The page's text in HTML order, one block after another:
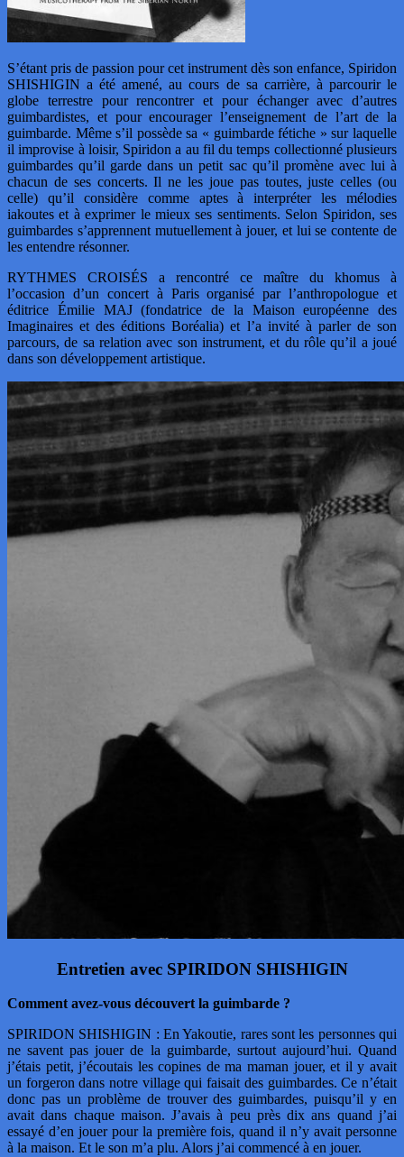
S’étant pris de passion pour cet instrument dès son enfance, Spiridon
SHISHIGIN a été amené, au cours de sa carrière, à parcourir le
globe terrestre pour rencontrer et pour échanger avec d’autres
guimbardistes, et pour encourager l’enseignement de l’art de la
guimbarde. Même s’il possède sa « guimbarde fétiche » sur laquelle
il improvise à loisir, Spiridon a au fil du temps collectionné plusieurs
guimbardes qu’il garde dans un petit sac qu’il promène avec lui à
chacun de ses concerts. Il ne les joue pas toutes, juste celles (ou
celle) qu’il considère comme aptes à interpréter les mélodies
iakoutes et à exprimer le mieux ses sentiments. Selon Spiridon, ses
guimbardes s’apprennent mutuellement à jouer, et lui se contente de
les entendre résonner.
RYTHMES CROISÉS a rencontré ce maître du khomus à
l’occasion d’un concert à Paris organisé par l’anthropologue et
éditrice Émilie MAJ (fondatrice de la Maison européenne des
Imaginaires et des éditions Boréalia) et l’a invité à parler de son
parcours, de sa relation avec son instrument, et du rôle qu’il a joué
dans son développement artistique.
Entretien avec SPIRIDON SHISHIGIN
Comment avez-vous découvert la guimbarde ?
SPIRIDON SHISHIGIN : En Yakoutie, rares sont les personnes qui
ne savent pas jouer de la guimbarde, surtout aujourd’hui. Quand
j’étais petit, j’écoutais les copines de ma maman jouer, et il y avait
un forgeron dans notre village qui faisait des guimbardes. Ce n’était
donc pas un problème de trouver des guimbardes, puisqu’il y en
avait dans chaque maison. J’avais à peu près dix ans quand j’ai
essayé d’en jouer pour la première fois, quand il n’y avait personne
à la maison. Et le son m’a plu. Alors j’ai commencé à en jouer.